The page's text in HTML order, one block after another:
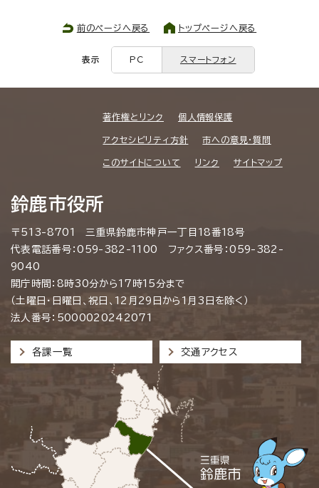
前のページへ戻る トップページへ戻る
表示 PC スマートフォン
著作権とリンク 個人情報保護
アクセシビリティ方針 市への意見・質問
このサイトについて リンク サイトマップ
鈴鹿市役所
〒513-8701 三重県鈴鹿市神戸一丁目18番18号
代表電話番号：059-382-1100 ファクス番号：059-382-
9040
開庁時間：8時30分から17時15分まで
（土曜日・日曜日、祝日、12月29日から1月3日を除く）
法人番号：5000020242071
各課一覧 交通アクセス